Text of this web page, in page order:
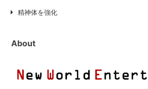
精神体を強化
About